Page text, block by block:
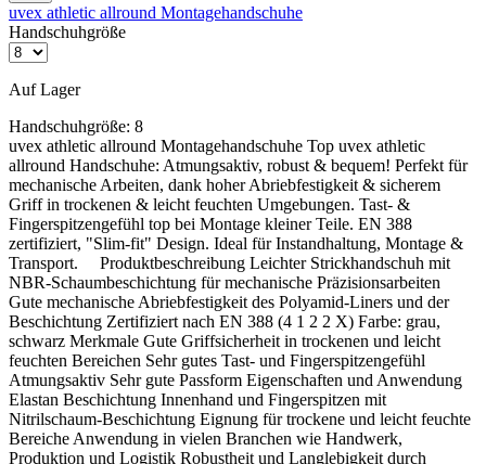
Bauarbeiter, die bei Arbeiten in der Höhe oder beim Umgang
Maschinen Augenschutz benötigen
Sportler, die bei Outdoor-Aktivitäten wie Radfahren oder
Skifahren Schutz vor Sonnenstrahlen und Wind benötigen
Hinweise und Informationen zur Anwendung, der Lagerung, dem
Transport und der Entsorgung unserer Artikel beachte bitte das technische
Datenblatt. Verbrauchswerte sind Richtwerte. Mengenrechner dient zur
unverbindlichen Orientierung. Alle Empfehlungen dienen zur Unterstützung. Sie
entbinden nicht davon, die Produkte grundsätzlich auf Eignung in eigener
Verantwortung zu prüfen.
UV-Schutz für die Augen bei Arbeiten im Freien
uvex athletic allround Montagehandschuhe
Handschuhgröße
Auf Lager
Handschuhgröße: 8
uvex athletic allround Montagehandschuhe Top uvex athletic
allround Handschuhe: Atmungsaktiv, robust & bequem! Perfekt für
mechanische Arbeiten, dank hoher Abriebfestigkeit & sicherem
Griff in trockenen & leicht feuchten Umgebungen. Tast- &
Fingerspitzengefühl top bei Montage kleiner Teile. EN 388
zertifiziert, "Slim-fit" Design. Ideal für Instandhaltung, Montage &
Transport. Produktbeschreibung Leichter Strickhandschuh mit
NBR-Schaumbeschichtung für mechanische Präzisionsarbeiten
Gute mechanische Abriebfestigkeit des Polyamid-Liners und der
Beschichtung Zertifiziert nach EN 388 (4 1 2 2 X) Farbe: grau,
schwarz Merkmale Gute Griffsicherheit in trockenen und leicht
feuchten Bereichen Sehr gutes Tast- und Fingerspitzengefühl
Atmungsaktiv Sehr gute Passform Eigenschaften und Anwendung
Elastan Beschichtung Innenhand und Fingerspitzen mit
Nitrilschaum-Beschichtung Eignung für trockene und leicht feuchte
Bereiche Anwendung in vielen Branchen wie Handwerk,
Produktion und Logistik Robustheit und Langlebigkeit durch